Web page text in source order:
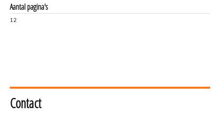
Aantal pagina's
12
Contact